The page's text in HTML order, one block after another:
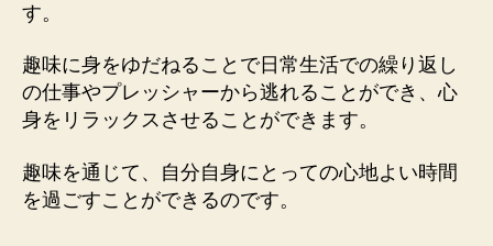
す。
趣味に身をゆだねることで日常生活での繰り返し
の仕事やプレッシャーから逃れることができ、心
身をリラックスさせることができます。
趣味を通じて、自分自身にとっての心地よい時間
を過ごすことができるのです。